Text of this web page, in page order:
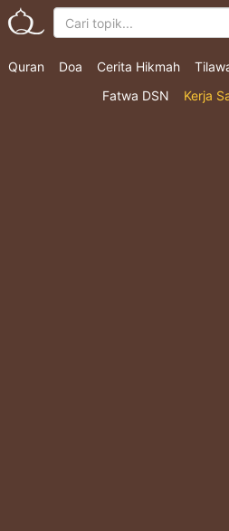
Quran Doa Cerita Hikmah
Fatwa DSN
Kerja